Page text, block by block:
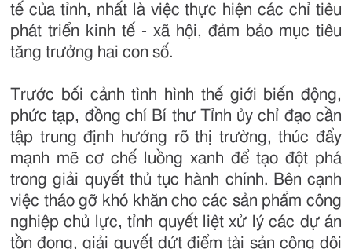
tế của tỉnh, nhất là việc thực hiện các chỉ tiêu
phát triển kinh tế - xã hội, đảm bảo mục tiêu
tăng trưởng hai con số.
Trước bối cảnh tình hình thế giới biến động,
phức tạp, đồng chí Bí thư Tỉnh ủy chỉ đạo cần
tập trung định hướng rõ thị trường, thúc đẩy
mạnh mẽ cơ chế luồng xanh để tạo đột phá
trong giải quyết thủ tục hành chính. Bên cạnh
việc tháo gỡ khó khăn cho các sản phẩm công
nghiệp chủ lực, tỉnh quyết liệt xử lý các dự án
tồn đọng, giải quyết dứt điểm tài sản công dôi